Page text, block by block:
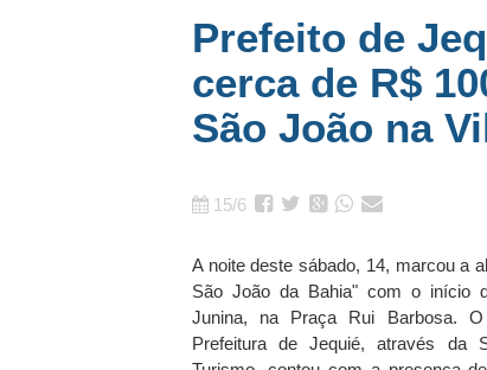
Prefeito de
cerca de R$
São João na
15/6
A noite deste sábado, 14, marcou a
São João da Bahia" com o início
Junina, na Praça Rui Barbosa.
Prefeitura de Jequié, através da